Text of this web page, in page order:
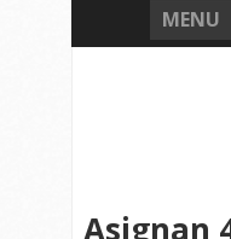
MENU
Asignan